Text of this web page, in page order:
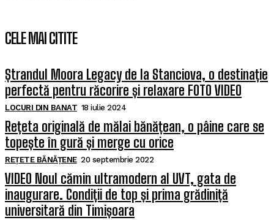
CELE MAI CITITE
Ștrandul Moora Legacy de la Stanciova, o destinație
perfectă pentru răcorire și relaxare FOTO VIDEO
LOCURI DIN BANAT 18 iulie 2024
Rețeta originală de mălai bănățean, o pâine care se
topește în gură și merge cu orice
REȚETE BĂNĂȚENE 20 septembrie 2022
VIDEO Noul cămin ultramodern al UVT, gata de
inaugurare. Condiții de top și prima grădiniță
universitară din Timișoara